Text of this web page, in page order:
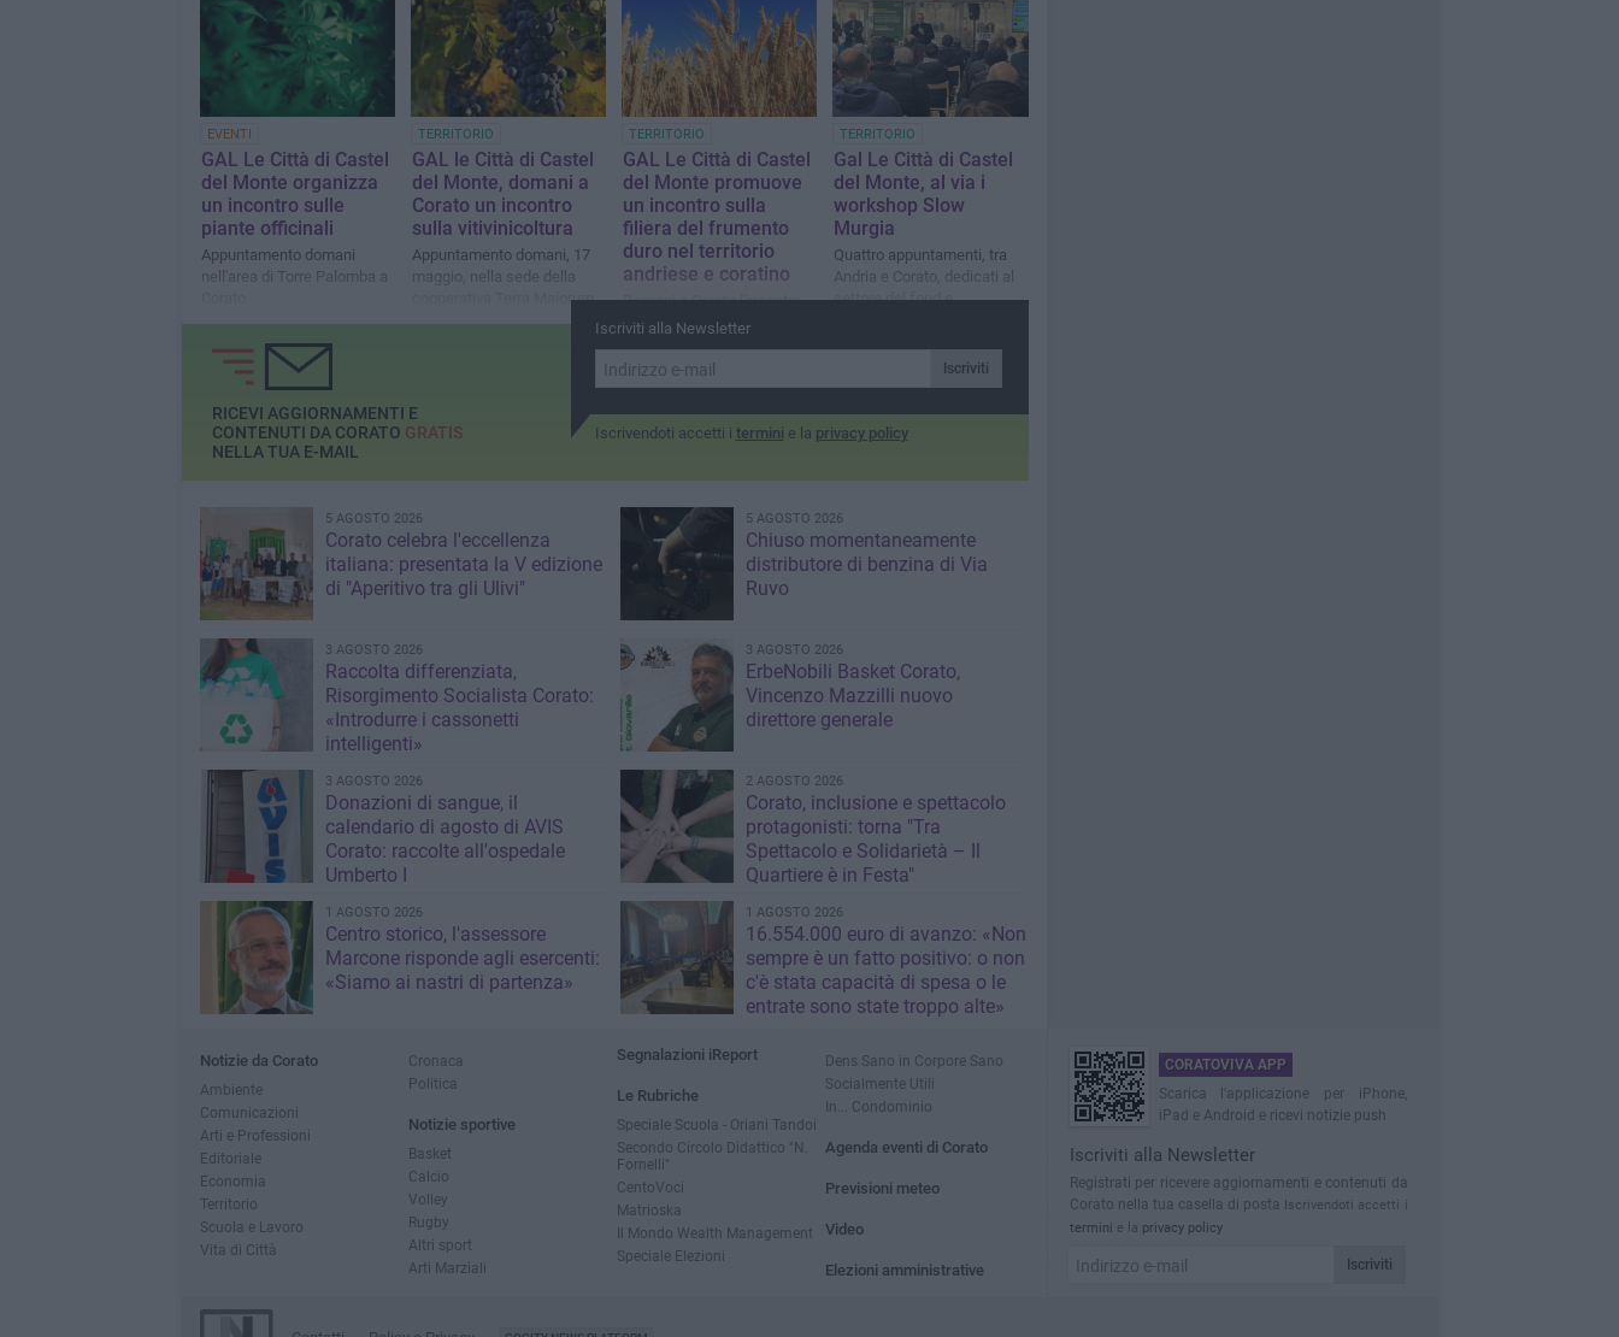
Castel del Monte
EVENTI
GAL Le Città di Castel
del Monte organizza
un incontro sulle
piante officinali
Appuntamento domani
nell'area di Torre Palomba a
TERRITORIO
GAL le Città di Castel
del Monte, domani a
Corato un incontro
sulla vitivinicoltura
Appuntamento domani, 17
maggio, nella sede della
cooperativa Terra Maiorum
TERRITORIO
GAL Le Città di Castel
del Monte promuove
un incontro sulla
filiera del frumento
duro nel territorio
andriese e coratino
Domani a Corato l'incontro
dal titolo “La filiera del
in evoluzione: problematiche
e prospettive”
TERRITORIO
Gal Le Città di Castel
del Monte, al via i
workshop Slow
Murgia
Quattro appuntamenti, tra
Andria e Corato, dedicati al
settore del food e
Iscriviti alla Newsletter
Iscriviti
Iscrivendoti accetti i termini e la privacy policy
RICEVI AGGIORNAMENTI E
CONTENUTI DA CORATO GRATIS
NELLA TUA E-MAIL
5 AGOSTO 2026
Corato celebra l'eccellenza
italiana: presentata la V edizione
di "Aperitivo tra gli Ulivi"
5 AGOSTO 2026
Chiuso momentaneamente
distributore di benzina di Via
Ruvo
3 AGOSTO 2026
Raccolta differenziata,
Risorgimento Socialista Corato:
«Introdurre i cassonetti
intelligenti»
3 AGOSTO 2026
ErbeNobili Basket Corato,
Vincenzo Mazzilli nuovo
direttore generale
3 AGOSTO 2026
Donazioni di sangue, il
calendario di agosto di AVIS
Corato: raccolte all'ospedale
Umberto I
2 AGOSTO 2026
Corato, inclusione e spettacolo
protagonisti: torna "Tra
Spettacolo e Solidarietà – Il
Quartiere è in Festa"
1 AGOSTO 2026
Centro storico, l'assessore
Marcone risponde agli esercenti:
«Siamo ai nastri di partenza»
1 AGOSTO 2026
16.554.000 euro di avanzo: «Non
sempre è un fatto positivo: o non
c'è stata capacità di spesa o le
entrate sono state troppo alte»
Notizie da Corato
Ambiente
Comunicazioni
Arti e Professioni
Editoriale
Economia
Territorio
Scuola e Lavoro
Vita di Città
Cronaca
Politica
Notizie sportive
Basket
Calcio
Volley
Rugby
Altri sport
Arti Marziali
Segnalazioni iReport
Le Rubriche
Speciale Scuola - Oriani Tandoi
Secondo Circolo Didattico "N.
Fornelli"
CentoVoci
Matrioska
Il Mondo Wealth Management
Speciale Elezioni
Dens Sano in Corpore Sano
Socialmente Utili
In... Condominio
Agenda eventi di Corato
Previsioni meteo
Video
Elezioni amministrative
CORATOVIVA APP
Scarica l'applicazione per iPhone,
iPad e Android e ricevi notizie push
Iscriviti alla Newsletter
Registrati per ricevere aggiornamenti e contenuti da
Corato nella tua casella di posta Iscrivendoti accetti i
termini e la privacy policy
Iscriviti